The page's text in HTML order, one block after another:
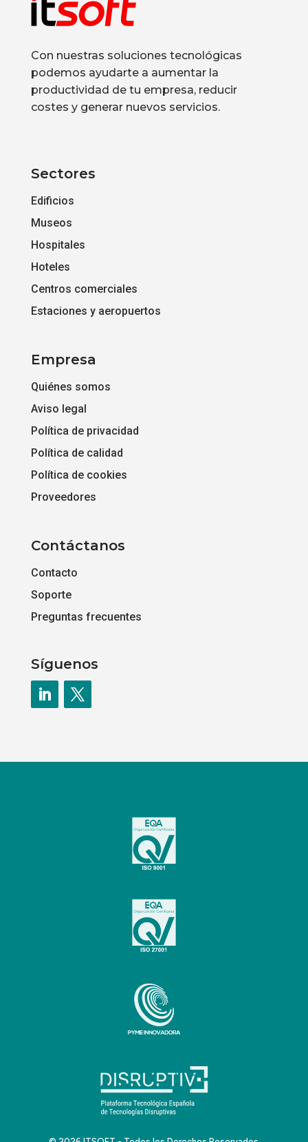
Con nuestras soluciones tecnológicas
podemos ayudarte a aumentar la
productividad de tu empresa, reducir
costes y generar nuevos servicios.
Sectores
Edificios
Museos
Hospitales
Hoteles
Centros comerciales
Estaciones y aeropuertos
Empresa
Quiénes somos
Aviso legal
Política de privacidad
Política de calidad
Política de cookies
Proveedores
Contáctanos
Contacto
Soporte
Preguntas frecuentes
Síguenos